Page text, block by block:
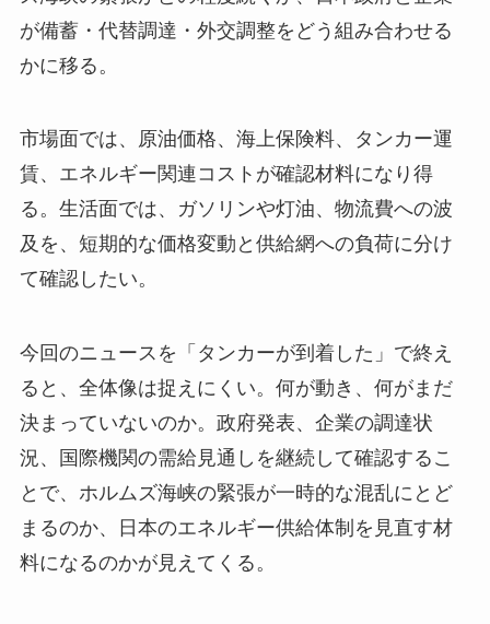
が備蓄・代替調達・外交調整をどう組み合わせる
かに移る。
市場面では、原油価格、海上保険料、タンカー運
賃、エネルギー関連コストが確認材料になり得
る。生活面では、ガソリンや灯油、物流費への波
及を、短期的な価格変動と供給網への負荷に分け
て確認したい。
今回のニュースを「タンカーが到着した」で終え
ると、全体像は捉えにくい。何が動き、何がまだ
決まっていないのか。政府発表、企業の調達状
況、国際機関の需給見通しを継続して確認するこ
とで、ホルムズ海峡の緊張が一時的な混乱にとど
まるのか、日本のエネルギー供給体制を見直す材
料になるのかが見えてくる。